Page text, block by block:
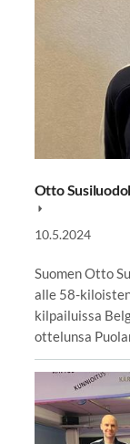
Otto
10.5.2024
Suomen Otto
alle 58-
kilpailuissa
ottelunsa